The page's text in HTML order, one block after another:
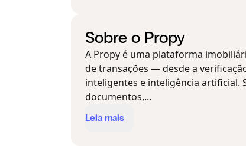
Sobre o Propy
A Propy é uma plataforma
de transações — desde a
inteligentes e inteligência artificial.
documentos,...
Leia mais